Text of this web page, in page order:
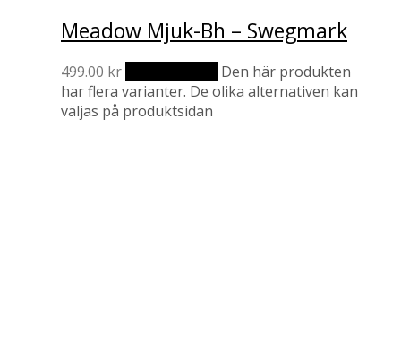
Meadow Mjuk-Bh – Swegmark
499.00 kr
Den här produkten
har flera varianter. De olika alternativen kan
väljas på produktsidan